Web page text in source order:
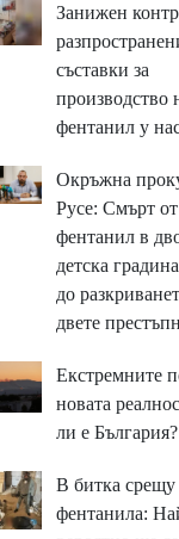
Занижен
съставки за
производство
фентанил у
Окръжна
Русе: Смърт от
фентанил в
детска
до
двете
Екстремните
новата
ли е България?
В битка срещу
фентанила: